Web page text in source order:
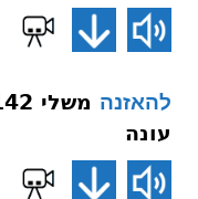
להאזנה
עונה